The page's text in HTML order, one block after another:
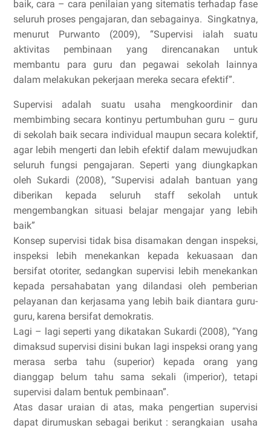
baik, cara – cara penilaian yang sitematis terhadap fase
seluruh proses pengajaran, dan sebagainya. Singkatnya,
menurut Purwanto (2009), “Supervisi ialah suatu
aktivitas pembinaan yang direncanakan untuk
membantu para guru dan pegawai sekolah lainnya
dalam melakukan pekerjaan mereka secara efektif”.
Supervisi adalah suatu usaha mengkoordinir dan
membimbing secara kontinyu pertumbuhan guru – guru
di sekolah baik secara individual maupun secara kolektif,
agar lebih mengerti dan lebih efektif dalam mewujudkan
seluruh fungsi pengajaran. Seperti yang diungkapkan
oleh Sukardi (2008), “Supervisi adalah bantuan yang
diberikan kepada seluruh staff sekolah untuk
mengembangkan situasi belajar mengajar yang lebih
baik”
Konsep supervisi tidak bisa disamakan dengan inspeksi,
inspeksi lebih menekankan kepada kekuasaan dan
bersifat otoriter, sedangkan supervisi lebih menekankan
kepada persahabatan yang dilandasi oleh pemberian
pelayanan dan kerjasama yang lebih baik diantara guru-
guru, karena bersifat demokratis.
Lagi – lagi seperti yang dikatakan Sukardi (2008), “Yang
dimaksud supervisi disini bukan lagi inspeksi orang yang
merasa serba tahu (superior) kepada orang yang
dianggap belum tahu sama sekali (imperior), tetapi
supervisi dalam bentuk pembinaan”.
Atas dasar uraian di atas, maka pengertian supervisi
dapat dirumuskan sebagai berikut : serangkaian usaha